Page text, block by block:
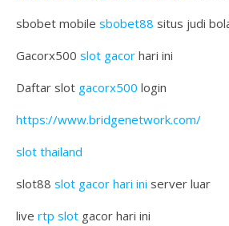
sbobet mobile sbobet88 situs judi
Gacorx500 slot gacor hari ini
Daftar slot gacorx500 login
https://www.bridgenetwork.com/
slot thailand
slot88 slot gacor hari ini server luar
live rtp slot gacor hari ini